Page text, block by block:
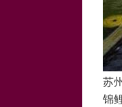
苏
锦